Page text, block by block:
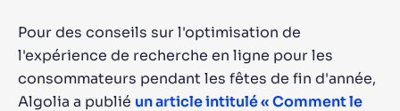
Pour des conseils sur l'optimisation de
l'expérience de recherche en ligne pour les
consommateurs pendant les fêtes de fin d'année,
Algolia a publié un article intitulé « Comment le